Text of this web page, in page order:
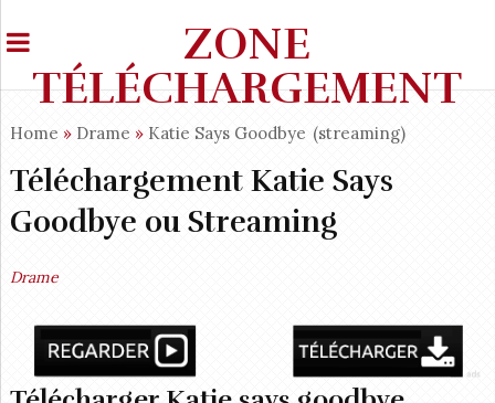
ZONE
TÉLÉCHARGEMENT
Home » Drame » Katie Says Goodbye (streaming)
Téléchargement Katie Says
Goodbye ou Streaming
Drame